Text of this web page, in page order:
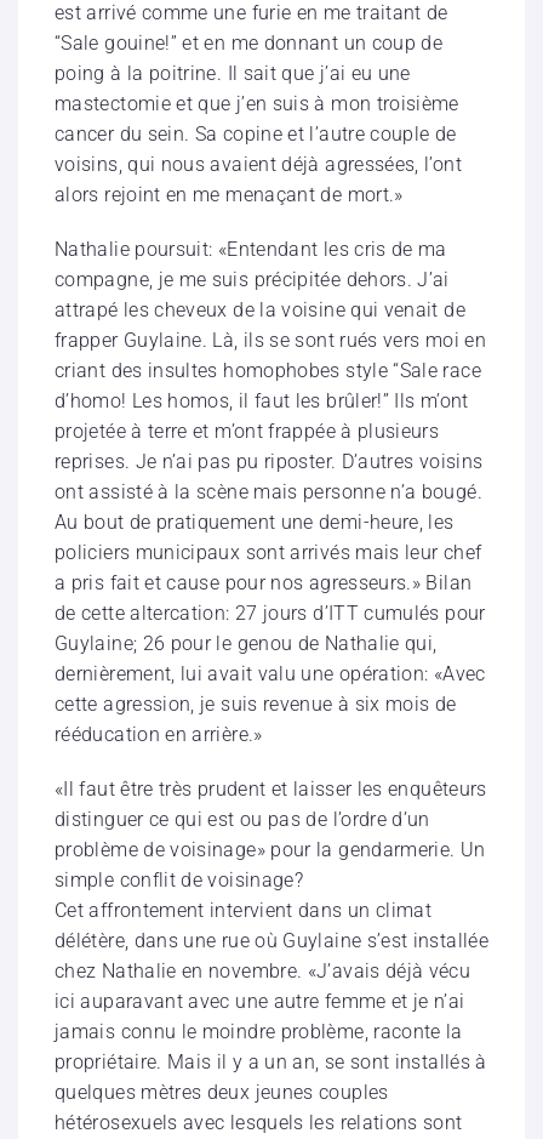
est arrivé comme une furie en me traitant de
“Sale gouine!” et en me donnant un coup de
poing à la poitrine. Il sait que j’ai eu une
mastectomie et que j’en suis à mon troisième
cancer du sein. Sa copine et l’autre couple de
voisins, qui nous avaient déjà agressées, l’ont
alors rejoint en me menaçant de mort.»
Nathalie poursuit: «Entendant les cris de ma
compagne, je me suis précipitée dehors. J’ai
attrapé les cheveux de la voisine qui venait de
frapper Guylaine. Là, ils se sont rués vers moi en
criant des insultes homophobes style “Sale race
d’homo! Les homos, il faut les brûler!” Ils m’ont
projetée à terre et m’ont frappée à plusieurs
reprises. Je n’ai pas pu riposter. D’autres voisins
ont assisté à la scène mais personne n’a bougé.
Au bout de pratiquement une demi-heure, les
policiers municipaux sont arrivés mais leur chef
a pris fait et cause pour nos agresseurs.» Bilan
de cette altercation: 27 jours d’ITT cumulés pour
Guylaine; 26 pour le genou de Nathalie qui,
dernièrement, lui avait valu une opération: «Avec
cette agression, je suis revenue à six mois de
rééducation en arrière.»
«Il faut être très prudent et laisser les enquêteurs
distinguer ce qui est ou pas de l’ordre d’un
problème de voisinage» pour la gendarmerie. Un
simple conflit de voisinage?
Cet affrontement intervient dans un climat
délétère, dans une rue où Guylaine s’est installée
chez Nathalie en novembre. «J’avais déjà vécu
ici auparavant avec une autre femme et je n’ai
jamais connu le moindre problème, raconte la
propriétaire. Mais il y a un an, se sont installés à
quelques mètres deux jeunes couples
hétérosexuels avec lesquels les relations sont